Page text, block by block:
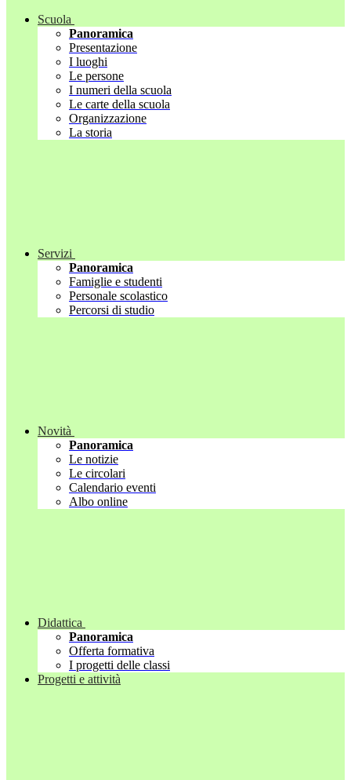
Scuola
Panoramica
Presentazione
I luoghi
Le persone
I numeri della scuola
Le carte della scuola
Organizzazione
La storia
Servizi
Panoramica
Famiglie e studenti
Personale scolastico
Percorsi di studio
Novità
Panoramica
Le notizie
Le circolari
Calendario eventi
Albo online
Didattica
Panoramica
Offerta formativa
I progetti delle classi
Progetti e attività